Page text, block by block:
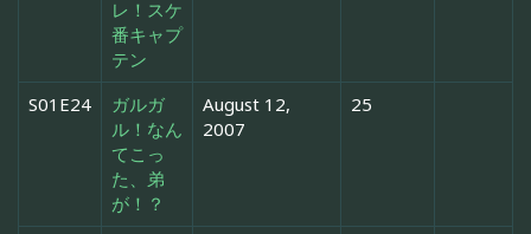
レ！スケ
番キャプ
テン
S01E24
ガルガ
ル！なん
てこっ
た、弟
が！？
August 12,
2007
25